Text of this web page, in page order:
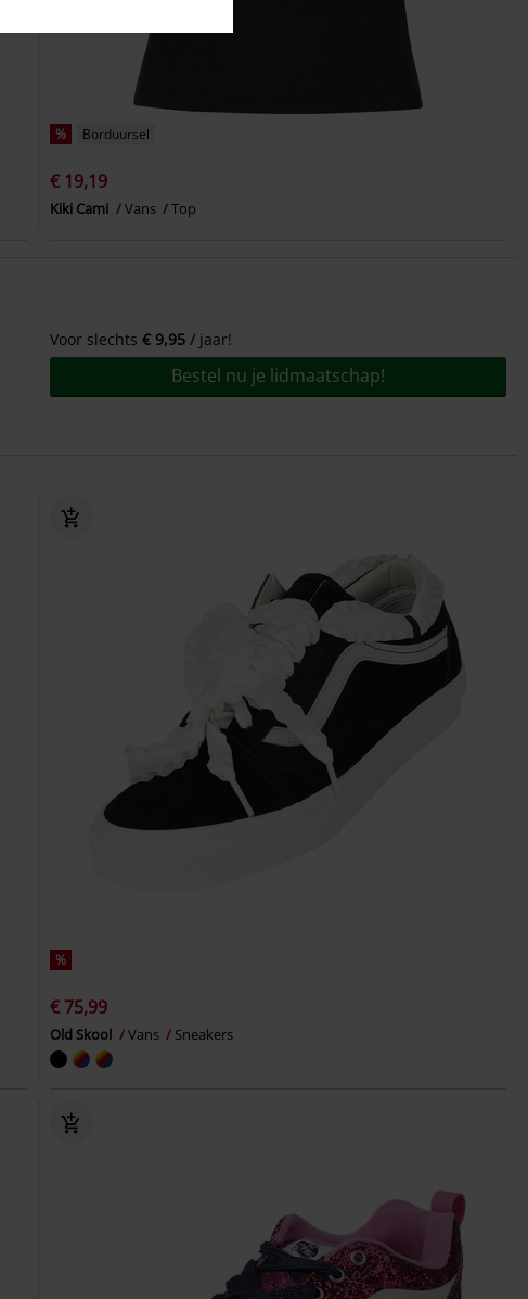
% Borduursel
€ 19,19
Kiki Cami Vans Top
Voor slechts € 9,95 jaar!
Bestel nu je lidmaatschap!
%
€ 75,99
Old Skool Vans Sneakers